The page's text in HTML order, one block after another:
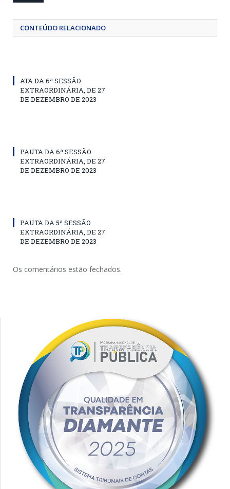
CONTEÚDO RELACIONADO
ATA DA 6ª SESSÃO
EXTRAORDINÁRIA, DE 27
DE DEZEMBRO DE 2023
PAUTA DA 6ª SESSÃO
EXTRAORDINÁRIA, DE 27
DE DEZEMBRO DE 2023
PAUTA DA 5ª SESSÃO
EXTRAORDINÁRIA, DE 27
DE DEZEMBRO DE 2023
Os comentários estão fechados.